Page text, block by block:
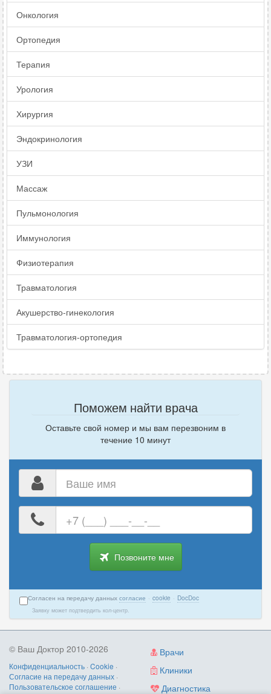
Онкология
Ортопедия
Терапия
Урология
Хирургия
Эндокринология
УЗИ
Массаж
Пульмонология
Иммунология
Физиотерапия
Травматология
Акушерство-гинекология
Травматология-ортопедия
Поможем найти врача
Оставьте свой номер и мы вам перезвоним в
течение 10 минут
номер
телефона
Позвоните мне
Согласен на передачу данных согласие · cookie · DocDoc
Заявку может подтвердить кол-центр.
Врачи
Клиники
Диагностика
© Ваш Доктор 2010-2026
Конфиденциальность · Cookie ·
Согласие на передачу данных ·
Пользовательское соглашение ·